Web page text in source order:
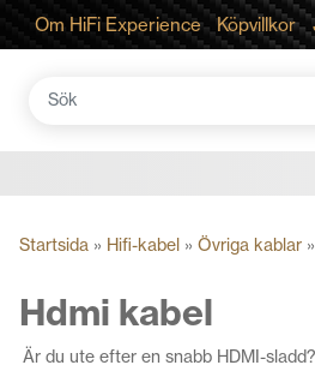
Om HiFi Experience Köpvillkor
Sök
Startsida » Hifi-kabel » Övriga kablar »
Hdmi kabel
Är du ute efter en snabb HDMI-